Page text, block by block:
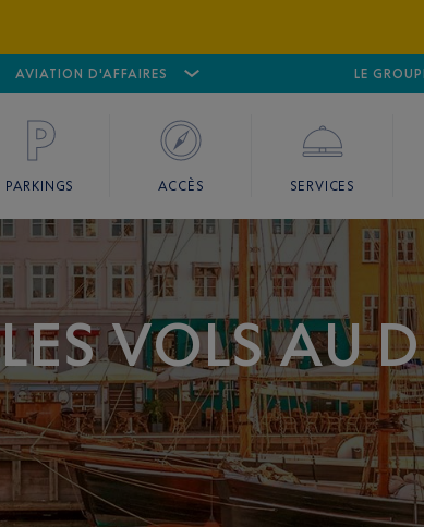
AVIATION D'AFFAIRES GOLFE DE
LE
PARKINGS ACCÈS SERVICES
VOLS AU